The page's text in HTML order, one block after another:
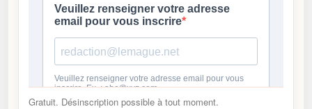
Gratuit. Désinscription possible à tout moment.